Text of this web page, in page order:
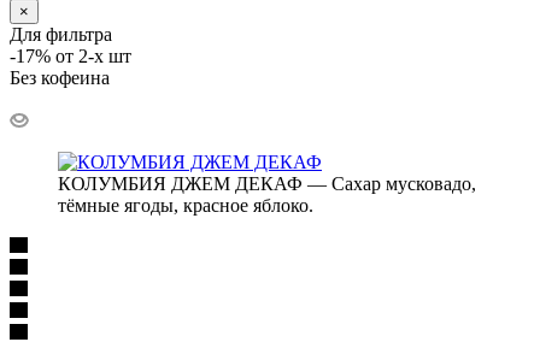
×
Для фильтра
-17% от 2-х шт
Без кофеина
КОЛУМБИЯ ДЖЕМ ДЕКАФ — Сахар мусковадо,
тёмные ягоды, красное яблоко.